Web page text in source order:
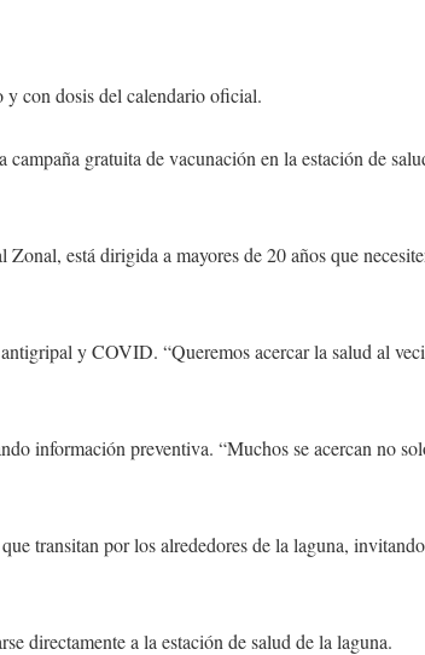
y con dosis del calendario oficial.
gratuita de vacunación en la estación de
está dirigida a mayores de 20 años que
y COVID. “Queremos acercar la salud al
información preventiva. “Muchos se acercan no
transitan por los alrededores de la laguna,
directamente a la estación de salud de la laguna.